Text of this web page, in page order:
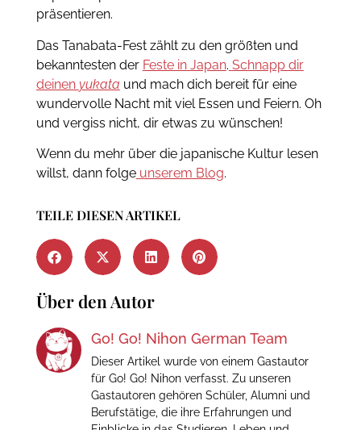
präsentieren.
Das Tanabata-Fest zählt zu den größten und
bekanntesten der Feste in Japan. Schnapp dir
deinen yukata und mach dich bereit für eine
wundervolle Nacht mit viel Essen und Feiern. Oh
und vergiss nicht, dir etwas zu wünschen!
Wenn du mehr über die japanische Kultur lesen
willst, dann folge unserem Blog.
TEILE DIESEN ARTIKEL
Über den Autor
Go! Go! Nihon German Team
Dieser Artikel wurde von einem Gastautor
für Go! Go! Nihon verfasst. Zu unseren
Gastautoren gehören Schüler, Alumni und
Berufstätige, die ihre Erfahrungen und